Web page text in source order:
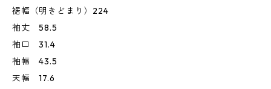
裾幅（明きどまり）224
袖丈 58.5
袖口 31.4
袖幅 43.5
天幅 17.6